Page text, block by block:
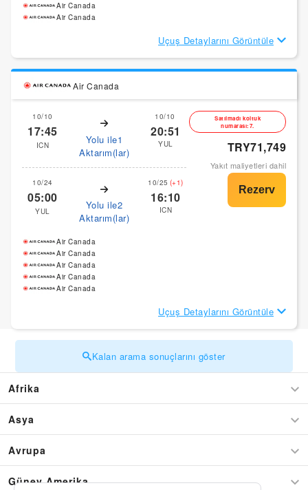
Air Canada
Air Canada
Uçuş Detaylarını Görüntüle
Air Canada
10/10
17:45
ICN
Yolu ile1
Aktarım(lar)
10/10
20:51
YUL
10/24
05:00
YUL
Yolu ile2
Aktarım(lar)
10/25 (+1)
16:10
ICN
Satılmadı koltuk
numarası:7.
TRY71,749
Yakıt maliyetleri dahil
Air Canada
Air Canada
Air Canada
Air Canada
Air Canada
Uçuş Detaylarını Görüntüle
Kalan arama sonuçlarını göster
Afrika
Asya
Avrupa
Güney Amerika